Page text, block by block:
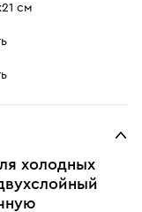
см
холодных